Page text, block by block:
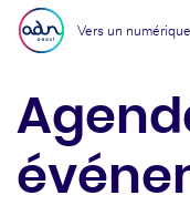
Aller au menu
Aller au contenu
Vers un